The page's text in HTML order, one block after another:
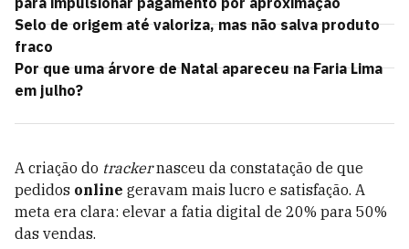
Selo de origem até valoriza, mas não salva produto
fraco
Por que uma árvore de Natal apareceu na Faria Lima
em julho?
A criação do trackernasceu da constatação de que
pedidos online geravam mais lucro e satisfação. A
meta era clara: elevar a fatia digital de 20% para 50%
das vendas.